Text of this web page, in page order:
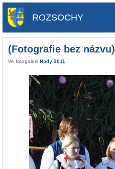
ROZSOCHY
(Fotografie bez názvu)
Ve fotogalerii Hody 2011